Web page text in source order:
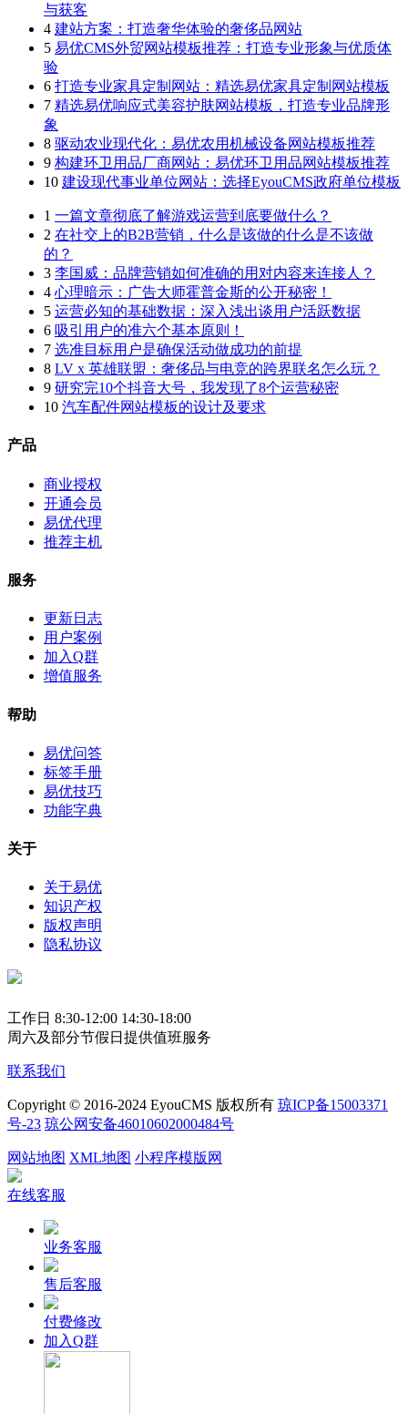
与获客
4 建站方案：打造奢华体验的奢侈品网站
5 易优CMS外贸网站模板推荐：打造专业形象与优质体
验
6 打造专业家具定制网站：精选易优家具定制网站模板
7 精选易优响应式美容护肤网站模板，打造专业品牌形
象
8 驱动农业现代化：易优农用机械设备网站模板推荐
9 构建环卫用品厂商网站：易优环卫用品网站模板推荐
10 建设现代事业单位网站：选择EyouCMS政府单位模板
1 一篇文章彻底了解游戏运营到底要做什么？
2 在社交上的B2B营销，什么是该做的什么是不该做
的？
3 李国威：品牌营销如何准确的用对内容来连接人？
4 心理暗示：广告大师霍普金斯的公开秘密！
5 运营必知的基础数据：深入浅出谈用户活跃数据
6 吸引用户的准六个基本原则！
7 选准目标用户是确保活动做成功的前提
8 LV x 英雄联盟：奢侈品与电竞的跨界联名怎么玩？
9 研究完10个抖音大号，我发现了8个运营秘密
10 汽车配件网站模板的设计及要求
产品
商业授权
开通会员
易优代理
推荐主机
服务
更新日志
用户案例
加入Q群
增值服务
帮助
易优问答
标签手册
易优技巧
功能字典
关于
关于易优
知识产权
版权声明
隐私协议
工作日 8:30-12:00 14:30-18:00
周六及部分节假日提供值班服务
联系我们
Copyright © 2016-2024 EyouCMS 版权所有 琼ICP备15003371
号-23 琼公网安备46010602000484号
网站地图 XML地图 小程序模版网
在线客服
业务客服
售后客服
付费修改
加入Q群